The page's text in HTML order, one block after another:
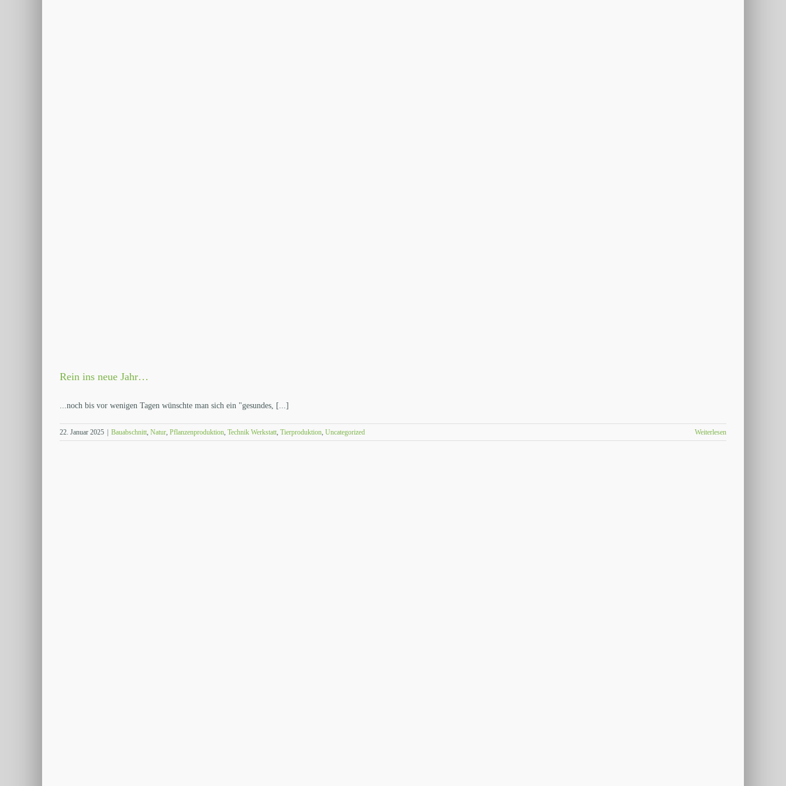
Rein ins neue Jahr…
...noch bis vor wenigen Tagen wünschte man sich ein "gesundes, [...]
22. Januar 2025 | Bauabschnitt, Natur, Pflanzenproduktion, Technik Werkstatt, Tierproduktion, Uncategorized Weiterlesen